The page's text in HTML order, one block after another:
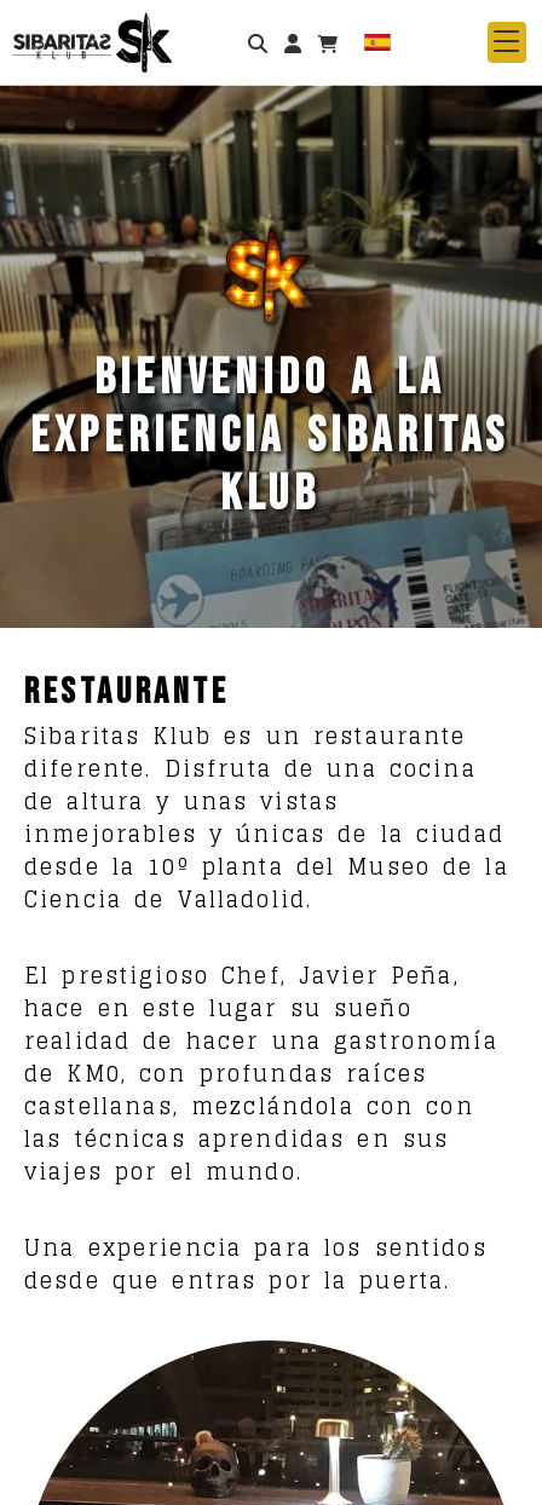
Identifícate
BIENVENIDO A LA
EXPERIENCIA SIBARITAS
KLUB
Restaurante en Valladolid |
Restaurante
Sibaritas Klub es un restaurante
diferente. Disfruta de una cocina
de altura y unas vistas
inmejorables y únicas de la ciudad
desde la 10º planta del Museo de la
Ciencia de Valladolid.
El prestigioso Chef, Javier Peña,
hace en este lugar su sueño
realidad de hacer una gastronomía
de KM0, con profundas raíces
castellanas, mezclándola con con
las técnicas aprendidas en sus
viajes por el mundo.
Una experiencia para los sentidos
desde que entras por la puerta.